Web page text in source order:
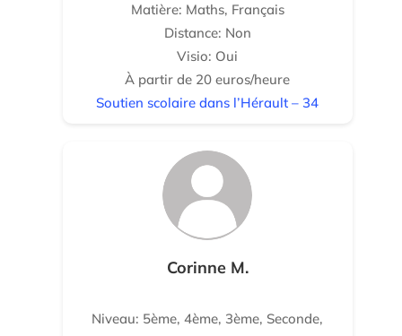
Matière: Maths, Français
Distance: Non
Visio: Oui
À partir de 20 euros/heure
Soutien scolaire dans l’Hérault – 34
Corinne M.
Niveau: 5ème, 4ème, 3ème, Seconde,